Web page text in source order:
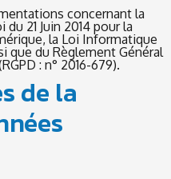
concernant la
21 Juin 2014 pour la
la Loi Informatique
que du Règlement Général
: n° 2016-679).
de la